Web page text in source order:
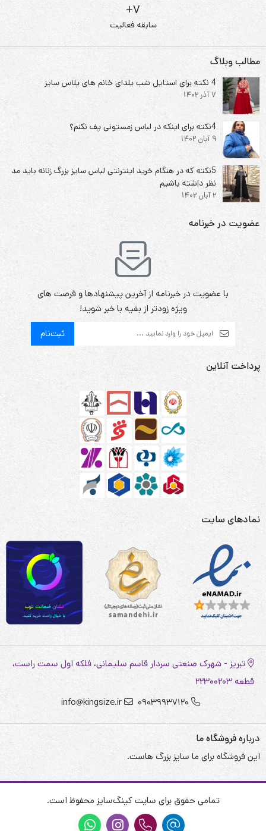
دور باسن : 120 تا 130
کیفیت دوخت:عالی
قابل شستشو:دارد
نحوه شستشو:با آب 40 درجه و بدون استفاده از مایعات سفیدکننده
7+
سابقه فعالیت
مطالب وبلاگ
4 نکته برای استایل شب یلدای خانم های پلاس سایز
7 آذر 1402
4نکته برای اینکه در لباس زمستونی پف نکنم؟
9 آبان 1402
5نکته که در هنگام خرید اینترنتی لباس سایز بزرگ زنانه باید مد
نظر داشته باشیم
2 آبان 1402
عضویت در خبرنامه
با عضویت در خبرنامه از آخرین پیشنهادها و فرصت های
ویژه زودتر از بقیه با خبر شوید!
ثبت‌نام
پرداخت آنلاین
نمادهای سایت
تبریز - شهرک صنعتی سردار قاسم سلیمانی، فلکه اول سمت راست،
قطعه 22300203
09039937120
info@kingsize.ir
درباره فروشگاه ما
این فروشگاه برای ما سایز بزرگ هاست.
تمامی حقوق برای سایت کینگ‌سایز محفوظ است.